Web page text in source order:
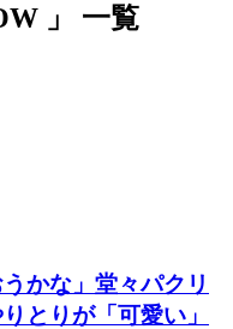
」 一覧
かな」堂々パクリ
とりが「可愛い」